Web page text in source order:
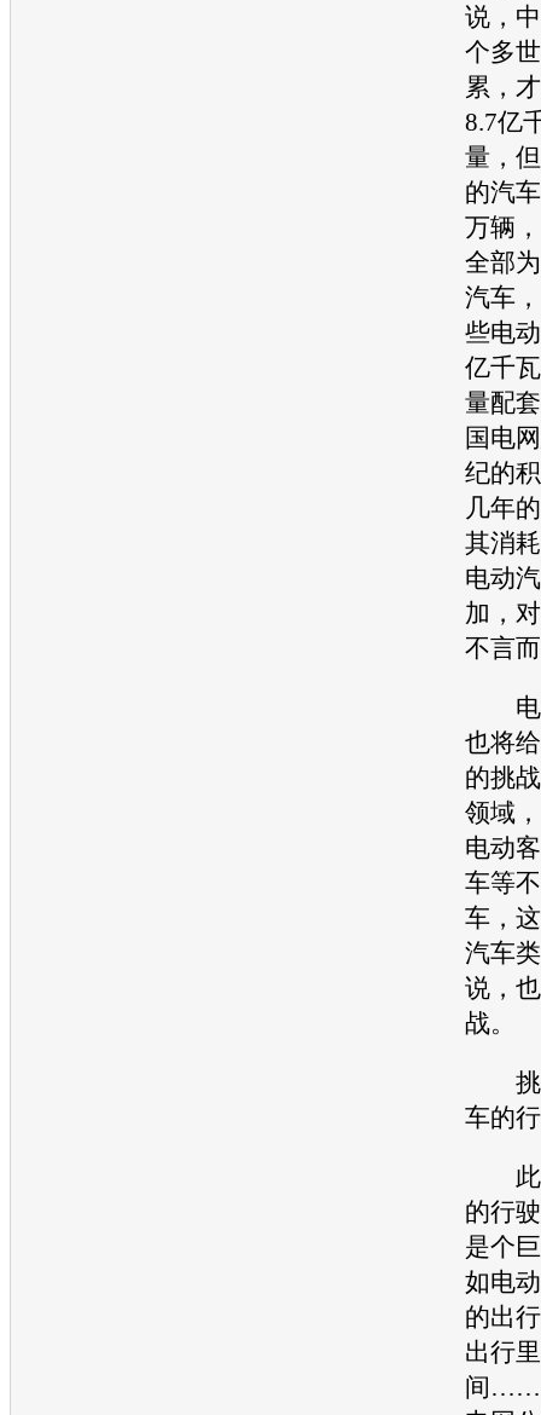
说，
个多
累，
8.7亿
量，
的汽
万辆
全部
汽车
些电
亿千
量配
国电
纪的
几年
其消
电动
加，
不言
电
也将
的挑
领域
电动
车等
车，
汽车
说，
战。
挑
车的
此
的行
是个
如电
的出
出行
间……